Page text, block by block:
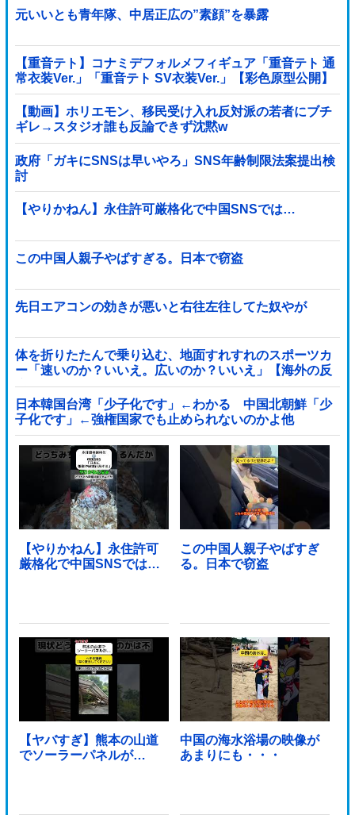
元いいとも青年隊、中居正広の”素顔”を暴露
【重音テト】コナミデフォルメフィギュア「重音テト 通
常衣装Ver.」「重音テト SV衣装Ver.」【彩色原型公開】
【動画】ホリエモン、移民受け入れ反対派の若者にブチ
ギレ→スタジオ誰も反論できず沈黙w
政府「ガキにSNSは早いやろ」SNS年齢制限法案提出検
討
【やりかねん】永住許可厳格化で中国SNSでは…
この中国人親子やばすぎる。日本で窃盗
先日エアコンの効きが悪いと右往左往してた奴やが
体を折りたたんで乗り込む、地面すれすれのスポーツカ
ー「速いのか？いいえ。広いのか？いいえ」【海外の反
応】
日本韓国台湾「少子化です」←わかる 中国北朝鮮「少
子化です」←強権国家でも止められないのかよ他
【やりかねん】永住許可
厳格化で中国SNSでは…
この中国人親子やばすぎ
る。日本で窃盗
【ヤバすぎ】熊本の山道
でソーラーパネルが…
中国の海水浴場の映像が
あまりにも・・・